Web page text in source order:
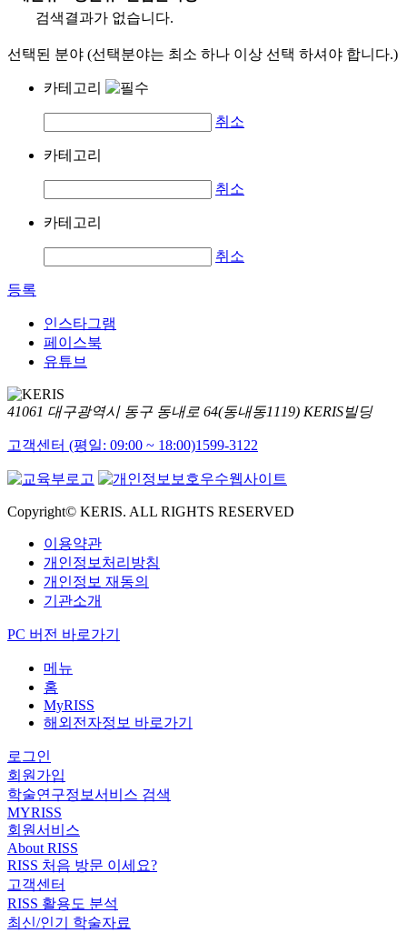
검색결과가 없습니다.
선택된 분야 (선택분야는 최소 하나 이상 선택 하셔야 합니다.)
카테고리
취소
카테고리
취소
카테고리
취소
등록
인스타그램
페이스북
유튜브
41061 대구광역시 동구 동내로 64(동내동1119) KERIS빌딩
고객센터 (평일: 09:00 ~ 18:00)1599-3122
Copyright© KERIS. ALL RIGHTS RESERVED
이용약관
개인정보처리방침
개인정보 재동의
기관소개
PC 버전 바로가기
메뉴
홈
MyRISS
해외전자정보 바로가기
로그인
회원가입
학술연구정보서비스 검색
MYRISS
회원서비스
About RISS
RISS 처음 방문 이세요?
고객센터
RISS 활용도 분석
최신/인기 학술자료